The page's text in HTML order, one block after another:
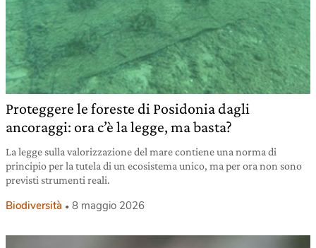
Proteggere le foreste di Posidonia dagli
ancoraggi: ora c’è la legge, ma basta?
La legge sulla valorizzazione del mare contiene una norma di
principio per la tutela di un ecosistema unico, ma per ora non sono
previsti strumenti reali.
Biodiversità 8 maggio 2026